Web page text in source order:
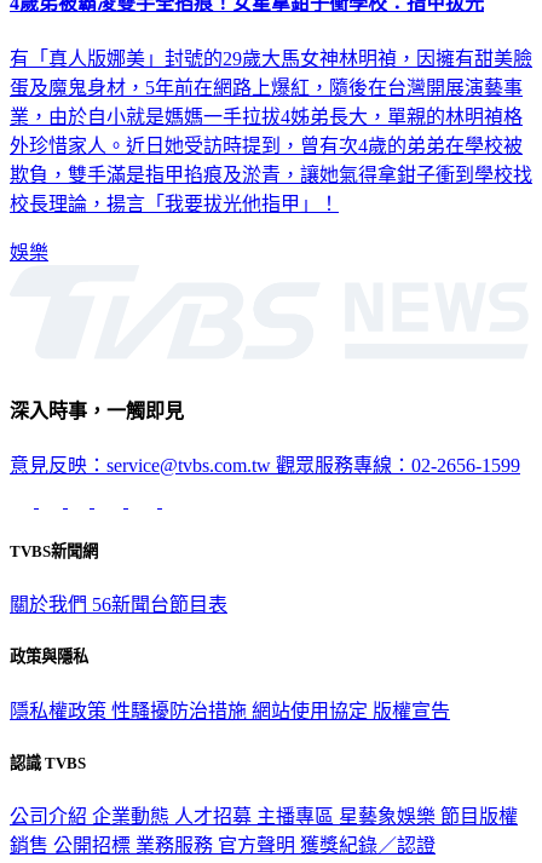
有「真人版娜美」封號的29歲大馬女神林明禎，因擁有甜美臉
蛋及魔鬼身材，5年前在網路上爆紅，隨後在台灣開展演藝事
業，由於自小就是媽媽一手拉拔4姊弟長大，單親的林明禎格
外珍惜家人。近日她受訪時提到，曾有次4歲的弟弟在學校被
欺負，雙手滿是指甲掐痕及淤青，讓她氣得拿鉗子衝到學校找
校長理論，揚言「我要拔光他指甲」！
娛樂
深入時事，一觸即見
意見反映：service@tvbs.com.tw 觀眾服務專線：02-2656-1599
TVBS新聞網
關於我們 56新聞台節目表
政策與隱私
隱私權政策 性騷擾防治措施 網站使用協定 版權宣告
認識 TVBS
公司介紹 企業動態 人才招募 主播專區 星藝象娛樂 節目版權
銷售 公開招標 業務服務 官方聲明 獲獎紀錄／認證